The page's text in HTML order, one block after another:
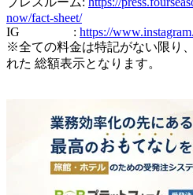
now/fact-sheet/
IG : https://
※全ての料金は特記がない限り
れた 総額表示となります。